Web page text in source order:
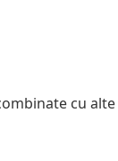
cu alte